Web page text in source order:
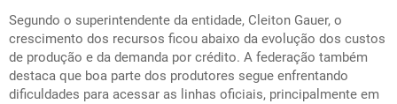
Segundo o superintendente da entidade, Cleiton Gauer, o
crescimento dos recursos ficou abaixo da evolução dos custos
de produção e da demanda por crédito. A federação também
destaca que boa parte dos produtores segue enfrentando
dificuldades para acessar as linhas oficiais, principalmente em